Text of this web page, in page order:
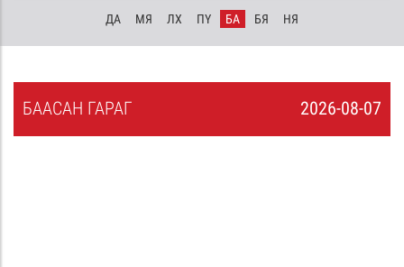
ДА МЯ ЛХ ПҮ БА БЯ НЯ
2026-08-07
БААСАН ГАРАГ